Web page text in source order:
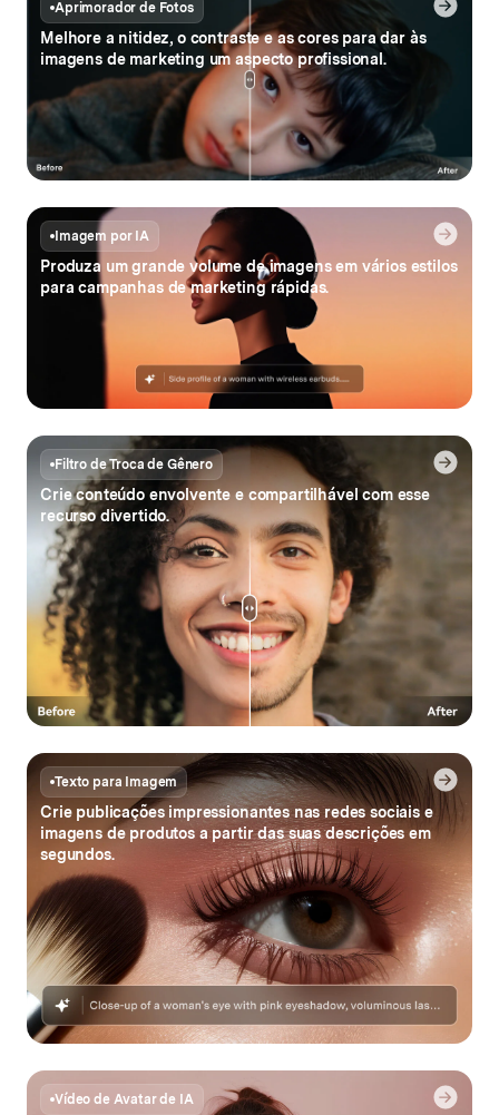
Aprimorador de Fotos
Melhore a nitidez, o contraste eas cores para dar às
imagens de marketing um aspecto profissional.
Imagem por IA
Produza um grande volume deimagens em vários estilos
para campanhas de marketing rápidas.
Filtro de Troca de Gênero
Crie conteúdo envolvente e compartilhávelcom esse
recurso divertido.
Texto para Imagem
Crie publicações impressionantes nas redes sociais e
imagens de produtosa partir das suas descrições em
segundos.
Vídeo de Avatar de IA